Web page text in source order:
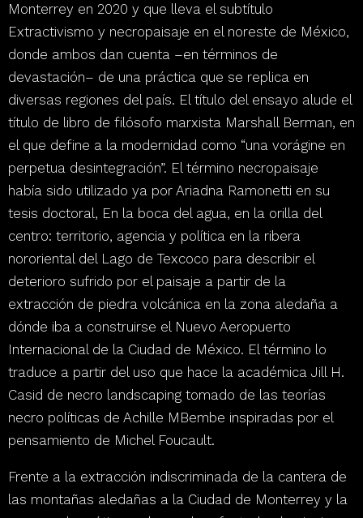
Monterrey en 2020 y que lleva el subtítulo
Extractivismo y necropaisaje en el noreste de México,
donde ambos dan cuenta –en términos de
devastación– de una práctica que se replica en
diversas regiones del país. El título del ensayo alude el
título de libro de filósofo marxista Marshall Berman, en
el que define a la modernidad como “una vorágine en
perpetua desintegración”. El término necropaisaje
había sido utilizado ya por Ariadna Ramonetti en su
tesis doctoral, En la boca del agua, en la orilla del
centro: territorio, agencia y política en la ribera
nororiental del Lago de Texcoco para describir el
deterioro sufrido por el paisaje a partir de la
extracción de piedra volcánica en la zona aledaña a
dónde iba a construirse el Nuevo Aeropuerto
Internacional de la Ciudad de México. El término lo
traduce a partir del uso que hace la académica Jill H.
Casid de necro landscaping tomado de las teorías
necro políticas de Achille MBembe inspiradas por el
pensamiento de Michel Foucault.
Frente a la extracción indiscriminada de la cantera de
las montañas aledañas a la Ciudad de Monterrey y la